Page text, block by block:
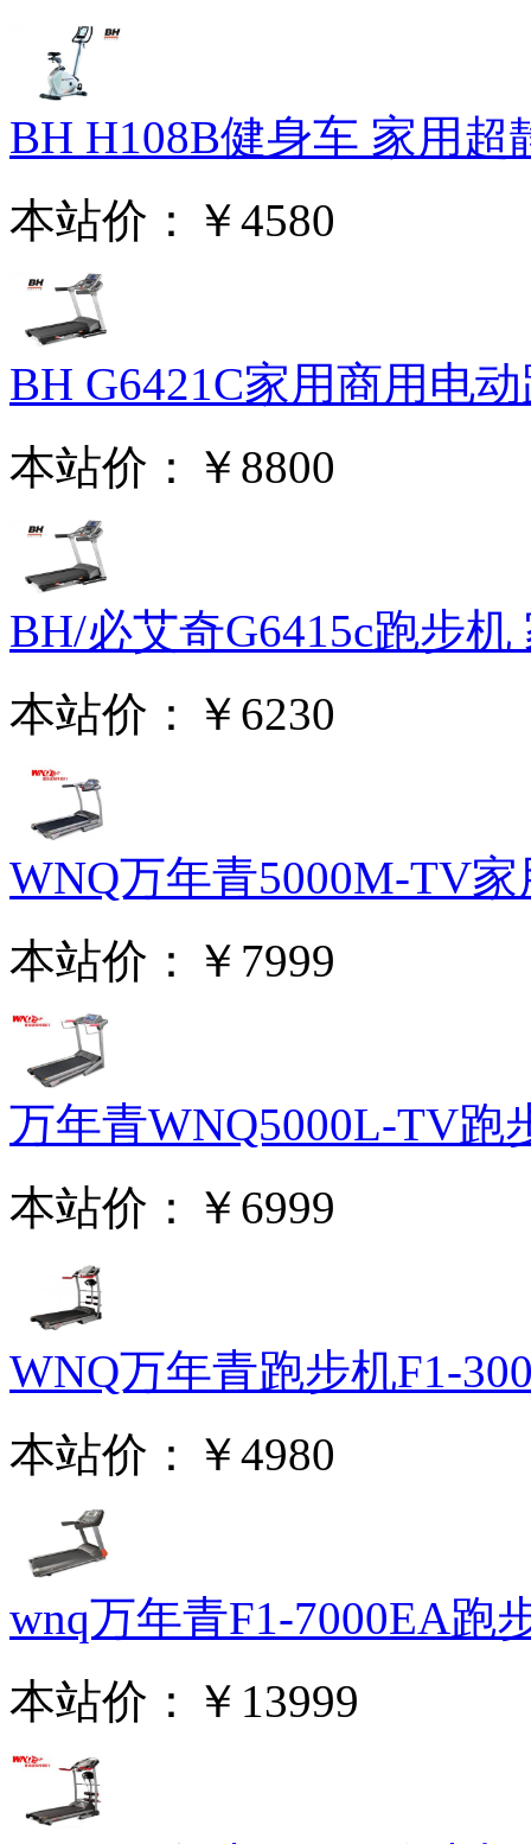
BH H108B健身车 家用超
本站价：
￥4580
BH G6421C家用商用电
本站价：
￥8800
BH/必艾奇G6415c跑步机
本站价：
￥6230
WNQ万年青5000M-TV家
本站价：
￥7999
万年青WNQ5000L-TV跑
本站价：
￥6999
WNQ万年青跑步机F1-
本站价：
￥4980
wnq万年青F1-7000EA跑
本站价：
￥13999